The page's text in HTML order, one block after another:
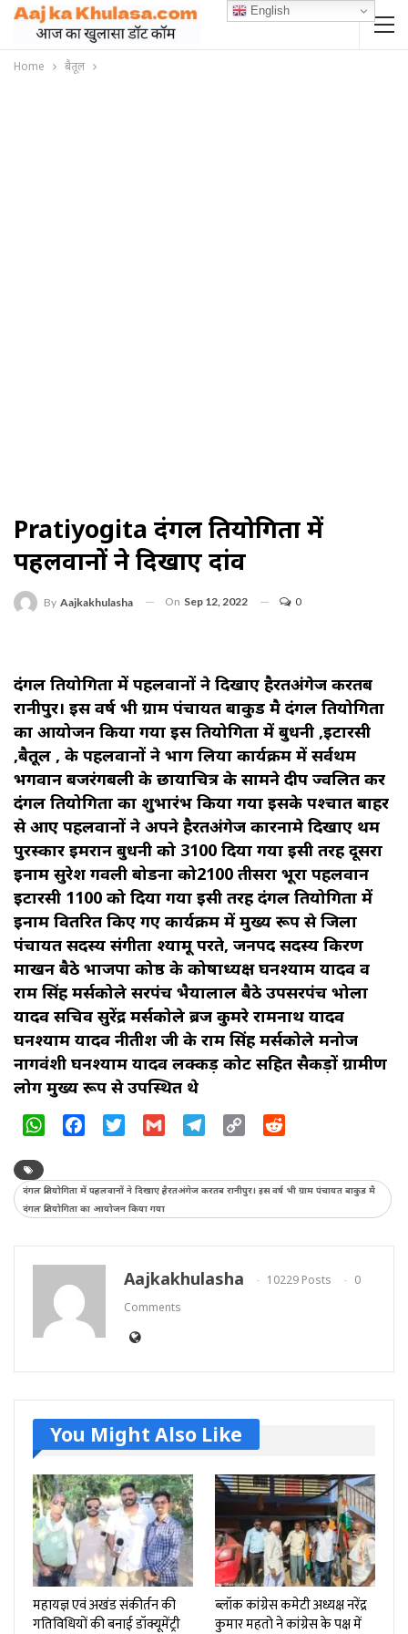
Home बैतूल
Pratiyogita दंगल प्रतियोगिता में
पहलवानों ने दिखाए दांव
By Aajkakhulasha On Sep 12, 2022 0
दंगल प्रतियोगिता में पहलवानों ने दिखाए हैरतअंगेज करतब
रानीपुर। इस वर्ष भी ग्राम पंचायत बाकुड मै दंगल प्रतियोगिता
का आयोजन किया गया इस प्रतियोगिता में बुधनी ,इटारसी
,बैतूल , के पहलवानों ने भाग लिया कार्यक्रम में सर्वप्रथम
भगवान बजरंगबली के छायाचित्र के सामने दीप प्रज्वलित कर
दंगल प्रतियोगिता का शुभारंभ किया गया इसके पश्चात बाहर
से आए पहलवानों ने अपने हैरतअंगेज कारनामे दिखाए प्रथम
पुरस्कार इमरान बुधनी को 3100 दिया गया इसी तरह दूसरा
इनाम सुरेश गवली बोडना को2100 तीसरा भूरा पहलवान
इटारसी 1100 को दिया गया इसी तरह दंगल प्रतियोगिता में
इनाम वितरित किए गए कार्यक्रम में मुख्य रूप से जिला
पंचायत सदस्य संगीता श्यामू परते, जनपद सदस्य किरण
माखन बैठे भाजपा प्रकोष्ठ के कोषाध्यक्ष घनश्याम यादव व
राम सिंह मर्सकोले सरपंच भैयालाल बैठे उपसरपंच भोला
यादव सचिव सुरेंद्र मर्सकोले ब्रज कुमरे रामनाथ यादव
घनश्याम यादव नीतीश जी के राम सिंह मर्सकोले मनोज
नागवंशी घनश्याम यादव लक्कड़ कोट सहित सैकड़ों ग्रामीण
लोग मुख्य रूप से उपस्थित थे
WhatsAppFacebookTwitter Gmail Telegram
Copy
दंगल प्रतियोगिता में पहलवानों ने दिखाए हैरतअंगेज करतब रानीपुर। इस वर्ष भी ग्राम पंचायत बाकुड मै
दंगल प्रतियोगिता का आयोजन किया गया
Aajkakhulasha 10229 Posts
0
Comments
You Might Also Like
महायज्ञ एवं अखंड संकीर्तन की
गतिविधियों की बनाई डॉक्यूमेंट्री
ब्लॉक कांग्रेस कमेटी अध्यक्ष नरेंद्र
कुमार महतो ने कांग्रेस के पक्ष में
English